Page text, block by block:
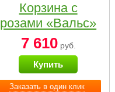
Заказать в один клик
Корзина с
розами «Вальс»
7 610руб.
Купить